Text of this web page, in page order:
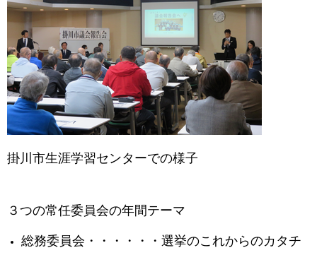
掛川市生涯学習センターでの様子
３つの常任委員会の年間テーマ
総務委員会・・・・・・選挙のこれからのカタチ